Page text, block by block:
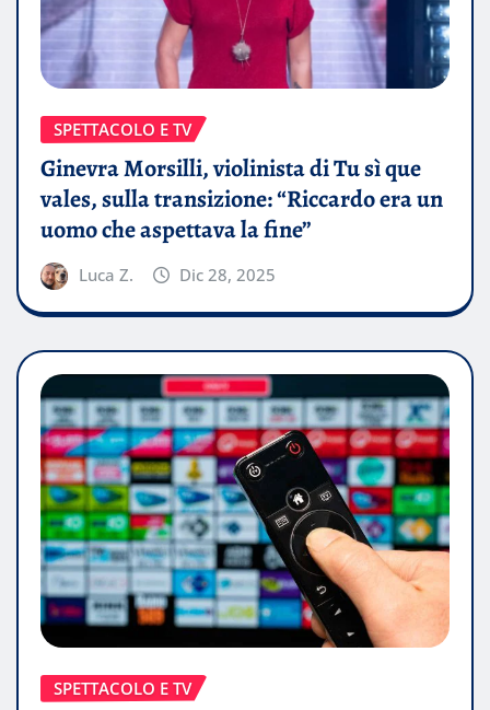
SPETTACOLO E TV
Ginevra Morsilli, violinista di Tu sì que
vales, sulla transizione: “Riccardo era un
uomo che aspettava la fine”
Luca Z. Dic 28, 2025
SPETTACOLO E TV